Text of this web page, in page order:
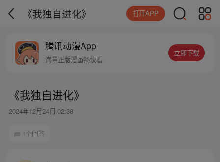
《我独自进化》 打开APP
腾讯动漫App
海量正版漫画畅快看
立即下载
《我独自进化》
2024年12月24日 02:38
1个回答